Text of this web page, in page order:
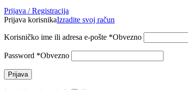
Prijava / Registracija
Prijava korisnikaIzradite svoj račun
Korisničko ime ili adresa e-pošte *Obvezno
Password *Obvezno
Prijava